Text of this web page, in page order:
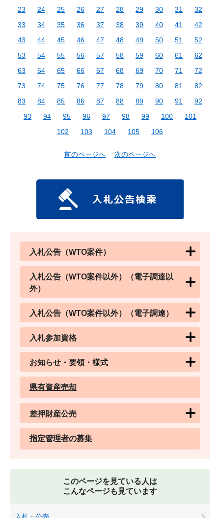
23
24 25 26 27 28 29 30 31
32
33
34 35 36 37 38 39 40 41
42
43
44 45 46 47 48 49 50 51
52
53
54 55 56 57 58 59 60 61
62
63
64 65 66 67 68 69 70 71
72
73
74 75 76 77 78 79 80 81
82
83
84 85 86 87 88 89 90 91
92
93
94 95 96 97 98 99 100
101
102
103 104 105 106
前のページへ 次のページへ
入札公告（WTO案件）
入札公告（WTO案件以外）（電子調達以
外）
入札公告（WTO案件以外）（電子調達）
入札参加資格
お知らせ・要領・様式
県有資産売却
差押財産公売
指定管理者の募集
このページを見ている人は
こんなページも見ています